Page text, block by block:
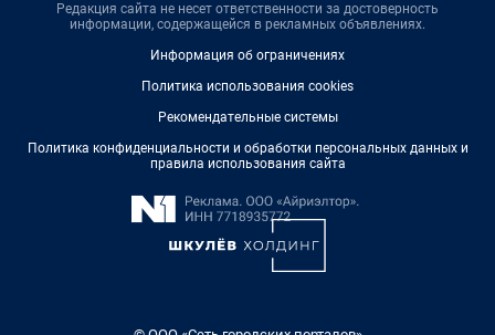
Редакция сайта не несет ответственности за достоверность
информации, содержащейся в рекламных объявлениях.
Информация об ограничениях
Политика использования cookies
Рекомендательные системы
Политика конфиденциальности и обработки персональных данных и
правила использования сайта